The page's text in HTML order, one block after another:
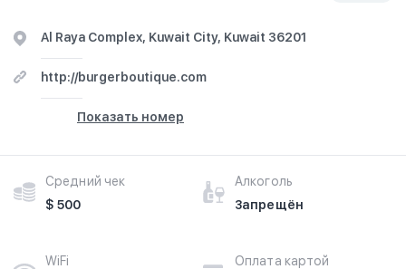
Al Raya Complex, Kuwait City, Kuwait 36201
http://burgerboutique.com
Показать номер
Средний чек
$ 500
Алкоголь
Запрещён
WiFi
Оплата картой